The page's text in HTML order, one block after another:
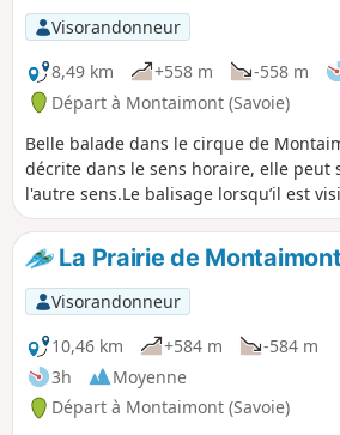
Visorandonneur
8,49 km
+558 m -558 m
Départ à Montaimont (Savoie)
Belle balade dans le cirque de
décrite dans le sens horaire, elle peut
l'autre sens.Le balisage lorsqu’il est
période estivale. L'itinéraire s'écarte
officielle.L'ensemble de la boucle est
ainsi un vaste panorama. Du fait de
l'altitude modeste du départ cette
privilégier en début de saison.Le
de risque de coulées de neige.
La Prairie de Montaimont
Visorandonneur
10,46 km
+584 m
-584 m
3h
Moyenne
Départ à Montaimont (Savoie)